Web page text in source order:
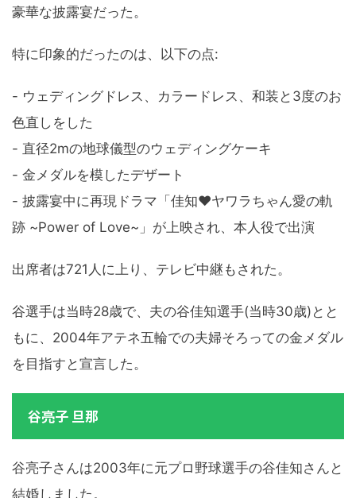
豪華な披露宴だった。
特に印象的だったのは、以下の点:
- ウェディングドレス、カラードレス、和装と3度のお
色直しをした
- 直径2mの地球儀型のウェディングケーキ
- 金メダルを模したデザート
- 披露宴中に再現ドラマ「佳知♥ヤワラちゃん愛の軌
跡 ~Power of Love~」が上映され、本人役で出演
出席者は721人に上り、テレビ中継もされた。
谷選手は当時28歳で、夫の谷佳知選手(当時30歳)とと
もに、2004年アテネ五輪での夫婦そろっての金メダル
を目指すと宣言した。
谷亮子 旦那
谷亮子さんは2003年に元プロ野球選手の谷佳知さんと
結婚しました。